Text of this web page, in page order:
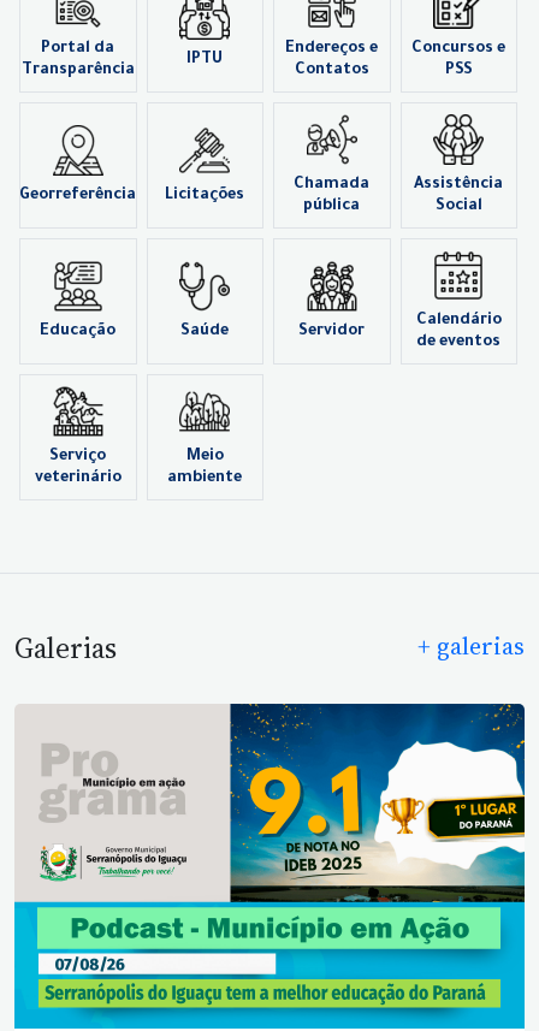
Portal da
Transparência
IPTU
Endereços e
Contatos
Concursos e
PSS
Georreferência Licitações
Chamada
pública
Assistência
Social
Educação Saúde Servidor
Calendário
de eventos
Serviço
veterinário
Meio
ambiente
Galerias + galerias